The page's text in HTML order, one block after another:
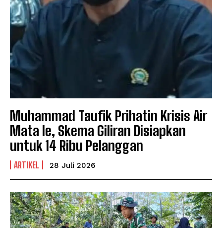
​Muhammad Taufik Prihatin Krisis Air
Mata Ie, Skema Giliran Disiapkan
untuk 14 Ribu Pelanggan
ARTIKEL 28 Juli 2026